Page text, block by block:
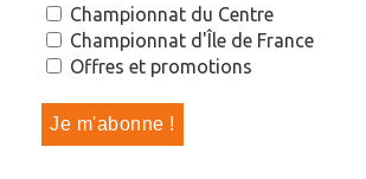
Championnat du Centre
Championnat d'Île de France
Offres et promotions